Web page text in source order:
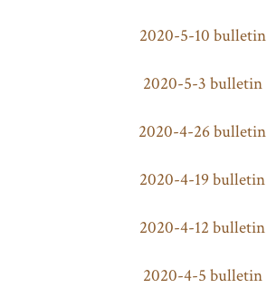
2020-5-10 bulletin
2020-5-3 bulletin
2020-4-26 bulletin
2020-4-19 bulletin
2020-4-12 bulletin
2020-4-5 bulletin